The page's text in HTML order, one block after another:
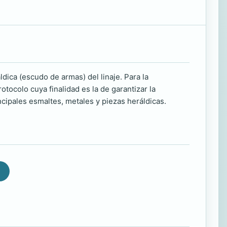
(escudo de armas) del linaje. Para la
cuya finalidad es la de garantizar la
esmaltes, metales y piezas heráldicas.